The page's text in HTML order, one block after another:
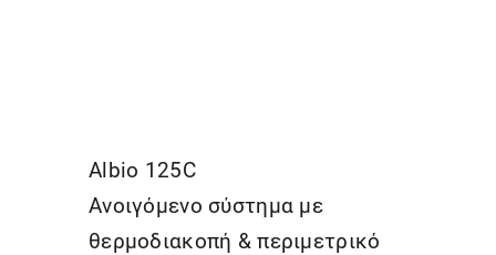
Albio 125C
Ανοιγόμενο σύστημα με
θερμοδιακοπή & περιμετρικό